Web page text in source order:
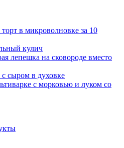
в микроволновке за 10
кулич
лепешка на сковороде вместо
сыром в духовке
с морковью и луком со